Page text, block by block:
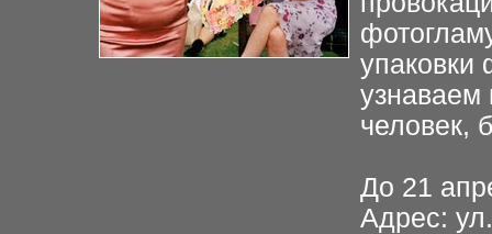
упаковки
узнаваем
человек,
До 21
Адрес: